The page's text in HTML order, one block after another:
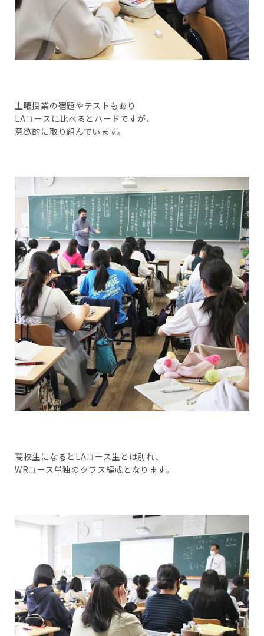
土曜授業の宿題やテストもあり
LAコースに比べるとハードですが、
意欲的に取り組んでいます。
高校生になるとLAコース生とは別れ、
WRコース単独のクラス編成となります。